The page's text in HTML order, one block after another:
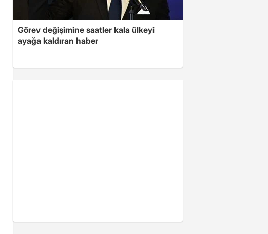
Görev değişimine saatler kala ülkeyi
ayağa kaldıran haber